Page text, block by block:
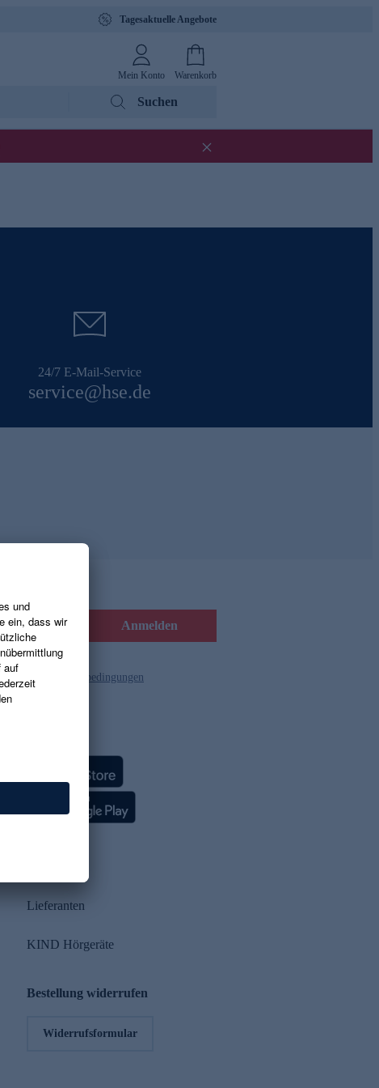
Tagesaktuelle Angebote
Mein Konto Warenkorb
Suchen
24/7 E-Mail-Service
service@hse.de
Anmelden
und die Gutscheinbedingungen
Lieferanten
KIND Hörgeräte
Bestellung widerrufen
Widerrufsformular